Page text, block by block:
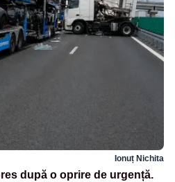
Ionuț Nichita
după o oprire de urgență.